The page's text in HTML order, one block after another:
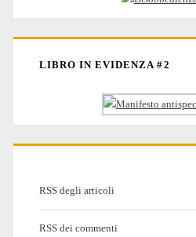
LIBRO IN EVIDENZA #2
RSS degli articoli
RSS dei commenti